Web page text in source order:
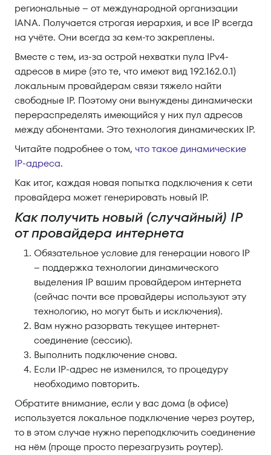
региональные – от международной организации
IANA. Получается строгая иерархия, и все IP всегда
на учёте. Они всегда за кем-то закреплены.
Вместе с тем, из-за острой нехватки пула IPv4-
адресов в мире (это те, что имеют вид 192.162.0.1)
локальным провайдерам связи тяжело найти
свободные IP. Поэтому они вынуждены динамически
перераспределять имеющийся у них пул адресов
между абонентами. Это технология динамических IP.
Читайте подробнее о том, что такое динамические
IP-адреса.
Как итог, каждая новая попытка подключения к сети
провайдера может генерировать новый IP.
Как получить новый (случайный) IP
от провайдера интернета
Обязательное условие для генерации нового IP
– поддержка технологии динамического
выделения IP вашим провайдером интернета
(сейчас почти все провайдеры используют эту
технологию, но могут быть и исключения).
Вам нужно разорвать текущее интернет-
соединение (сессию).
Выполнить подключение снова.
Если IP-адрес не изменился, то процедуру
необходимо повторить.
Обратите внимание, если у вас дома (в офисе)
используется локальное подключение через роутер,
то в этом случае нужно переподключить соединение
на нём (проще просто перезагрузить роутер).